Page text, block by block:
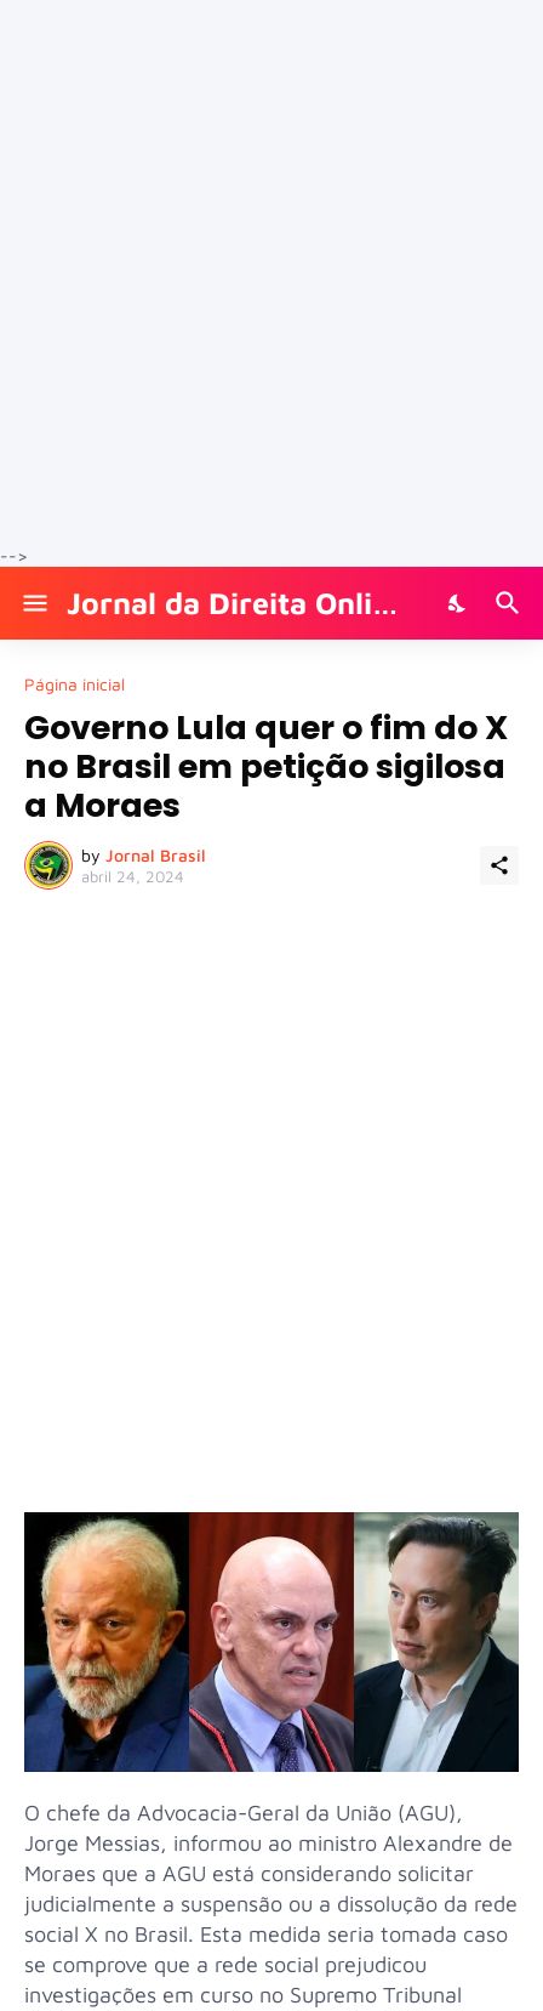
-->
Jornal da Direita Online
Página inicial
Governo Lula quer o fim do X
no Brasil em petição sigilosa
a Moraes
by Jornal Brasil
abril 24, 2024
O chefe da Advocacia-Geral da União (AGU),
Jorge Messias, informou ao ministro Alexandre de
Moraes que a AGU está considerando solicitar
judicialmente a suspensão ou a dissolução da rede
social X no Brasil. Esta medida seria tomada caso
se comprove que a rede social prejudicou
investigações em curso no Supremo Tribunal